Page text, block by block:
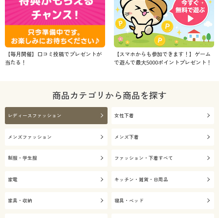
【毎月開催】口コミ投稿でプレゼントが
当たる！
【スマホからも参加できます！】ゲーム
で遊んで最大5000ポイントプレゼント！
商品カテゴリから商品を探す
レディースファッション 女性下着
メンズファッション メンズ下着
制服・学生服 ファッション・下着すべて
家電 キッチン・雑貨・日用品
家具・収納 寝具・ベッド